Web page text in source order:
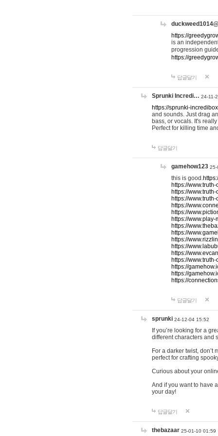
https://
is an
progression
https://
답글달기
Sprunki Incredi… 24-11-
https://sprunki-
and sounds. Just drag
bass, or vocals. It's
Perfect for killing time
답글달기
gamehow123 25-
this is good.
https://
https://
https://
https://
https://
https://
https://
https://
https://
https://
https://
https://
https://
https://
https://
답글달기
sprunki 24-12-04 15:52
If you’re looking for a
different characters and
For a darker twist, don’t
perfect for crafting
Curious about your
And if you want to have
your day!
답글달기
thebazaar 25-01-10 01:59